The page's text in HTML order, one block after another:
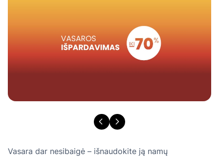
Vasara dar nesibaigė – išnaudokite ją namų